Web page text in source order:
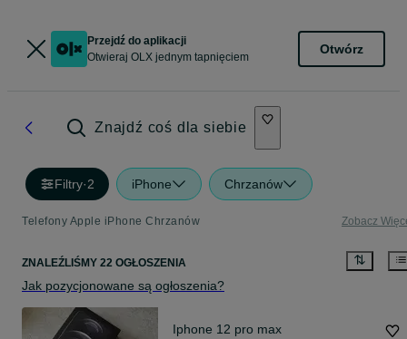
Przejdź do aplikacji
Otwieraj OLX jednym tapnięciem
Otwórz
Znajdź coś dla siebie
Filtry·2 iPhone Chrzanów
Telefony Apple iPhone Chrzanów Zobacz
ZNALEŹLIŚMY 22 OGŁOSZENIA
Jak pozycjonowane są ogłoszenia?
Iphone 12 pro max